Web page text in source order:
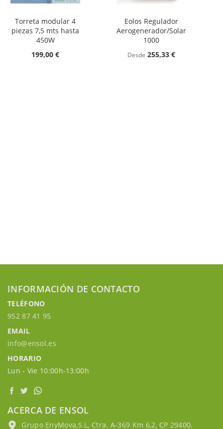
Torreta modular 4
piezas 7,5 mts hasta
450W
199,00 €
Eolos Regulador
Aerogenerador/Solar
1000
Desde 255,33 €
INFORMACIÓN DE CONTACTO
TELÉFONO
952 87 41 95
EMAIL
info@ensol.es
HORARIO
Lun - Vie 10:00h-13:00h
ACERCA DE ENSOL
Grupo EnyMova,S.L, Ctra. A-369 Km 6,2, CP 29400,